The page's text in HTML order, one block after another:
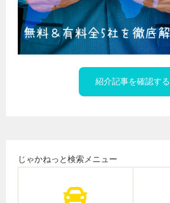
紹介記事を確認する
じゃかねっと検索メニュー